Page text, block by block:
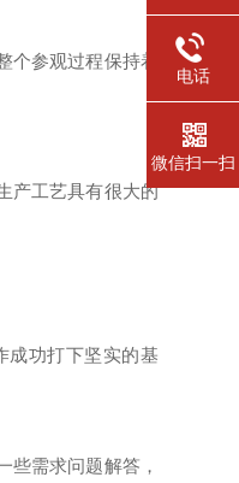
参观过程保持着
产工艺具有很大的
成功打下坚实的基
些需求问题解答，
电话
微信扫一扫